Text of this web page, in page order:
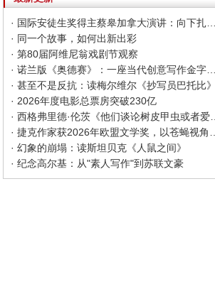
· 同一个故事，如何出新出彩
· 第80届阿维尼翁戏剧节观察
· 诺兰版《奥德赛》：一座当代创意写作金字塔的宏伟与平庸
· 甚至不是反抗：读梅尔维尔《抄写员巴托比》
· 2026年度电影总票房突破230亿
· 西格弗里德·伦茨《他们谈论树皮甲虫或者爱情》：请捍卫日常生活，千千万万次
· 幻象的崩塌：读斯坦贝克《人鼠之间》
· 纪念高尔基：从"素人写作"到苏联文豪